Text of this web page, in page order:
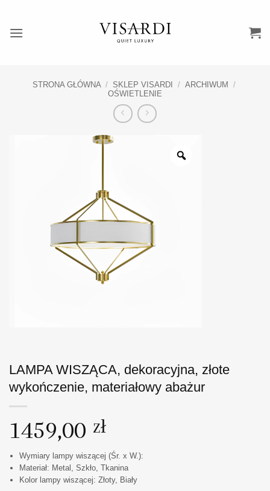
zawartości
STRONA GŁÓWNA / SKLEP VISARDI / ARCHIWUM
/
OŚWIETLENIE
LAMPA WISZĄCA, dekoracyjna, złote
wykończenie, materiałowy abażur
1459,00 zł
Wymiary lampy wiszącej (Śr. x W.):
Materiał: Metal, Szkło, Tkanina
Kolor lampy wiszącej: Złoty, Biały